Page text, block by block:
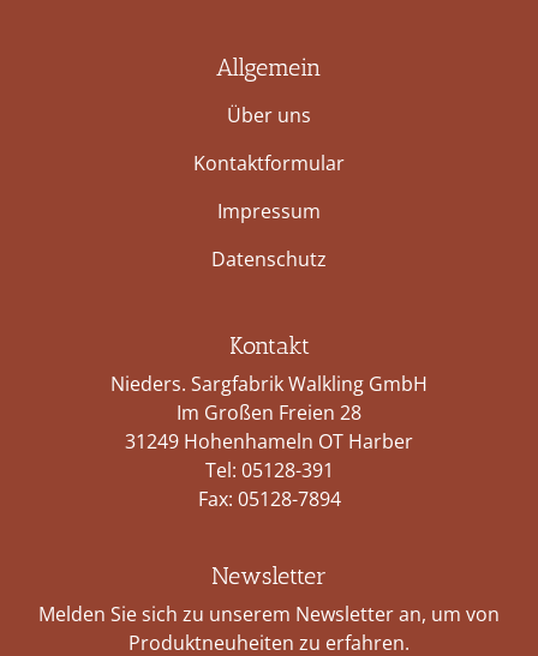
Allgemein
Über uns
Kontaktformular
Impressum
Datenschutz
Kontakt
Nieders. Sargfabrik Walkling GmbH
Im Großen Freien 28
31249 Hohenhameln OT Harber
Tel: 05128-391
Fax: 05128-7894
Newsletter
Melden Sie sich zu unserem Newsletter an, um von
Produktneuheiten zu erfahren.